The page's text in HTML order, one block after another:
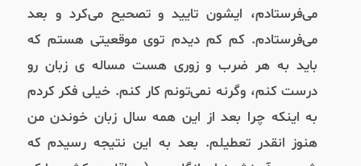
می‌فرستادم، ایشون تایید و تصحیح می‌کرد و بعد
می‌فرستادم. کم کم دیدم توی موقعیتی هستم که
باید به هر ضرب و زوری هست مساله ی زبان رو
درست کنم، وگرنه نمی‌تونم کار کنم. خیلی فکر کردم
به اینکه چرا بعد از این همه سال زبان خوندن من
هنوز انقدر تعطیلم. بعد به این نتیجه رسیدم که